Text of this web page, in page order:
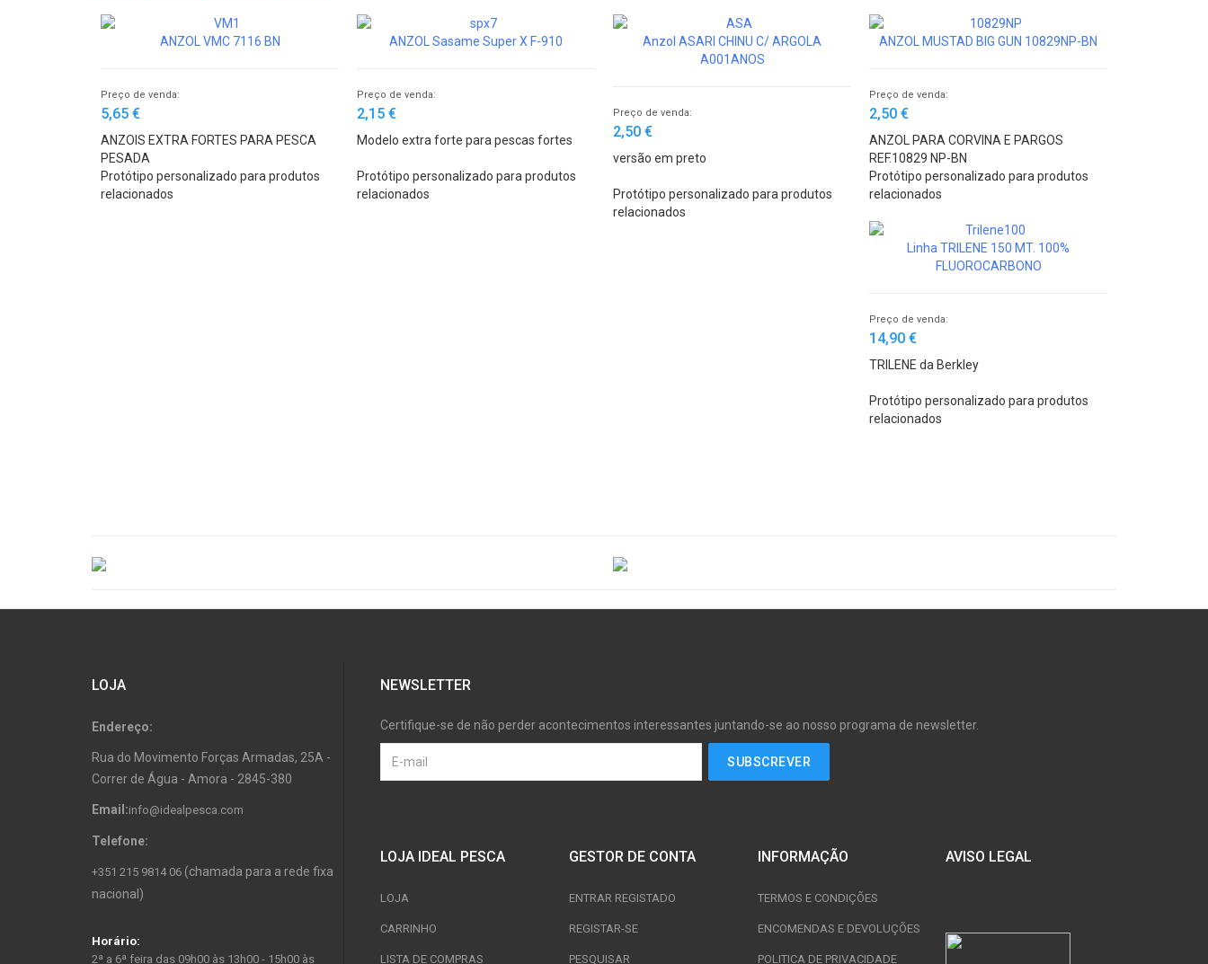
ANZOL VMC 7116 BN
Preço de venda:
5,65 €
ANZOIS EXTRA FORTES PARA PESCA
PESADA
Protótipo personalizado para produtos
relacionados
ANZOL Sasame Super X F-910
Preço de venda:
2,15 €
Modelo extra forte para pescas fortes
Protótipo personalizado para produtos
relacionados
Anzol ASARI CHINU C/ ARGOLA
A001ANOS
Preço de venda:
2,50 €
versão em preto
Protótipo personalizado para produtos
relacionados
ANZOL MUSTAD BIG GUN 10829NP-BN
Preço de venda:
2,50 €
ANZOL PARA CORVINA E PARGOS
REF.10829 NP-BN
Protótipo personalizado para produtos
relacionados
Linha TRILENE 150 MT. 100%
FLUOROCARBONO
Preço de venda:
14,90 €
TRILENE da Berkley
Protótipo personalizado para produtos
relacionados
LOJA
Endereço:
Rua do Movimento Forças Armadas, 25A -
Correr de Água - Amora - 2845-380
Email:info@idealpesca.com
Telefone:
+351 215 9814 06 (chamada para a rede fixa
nacional)
Horário:
2ª a 6ª feira das 09h00 às 13h00 - 15h00 às
NEWSLETTER
Certifique-se de não perder acontecimentos interessantes juntando-se ao nosso programa de newsletter.
LOJA IDEAL PESCA
LOJA
CARRINHO
LISTA DE COMPRAS
GESTOR DE CONTA
ENTRAR REGISTADO
REGISTAR-SE
PESQUISAR
INFORMAÇÃO
TERMOS E CONDIÇÕES
ENCOMENDAS E DEVOLUÇÕES
POLITICA DE PRIVACIDADE
AVISO LEGAL